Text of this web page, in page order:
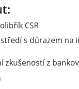
CSR
s důrazem na
zkušeností z